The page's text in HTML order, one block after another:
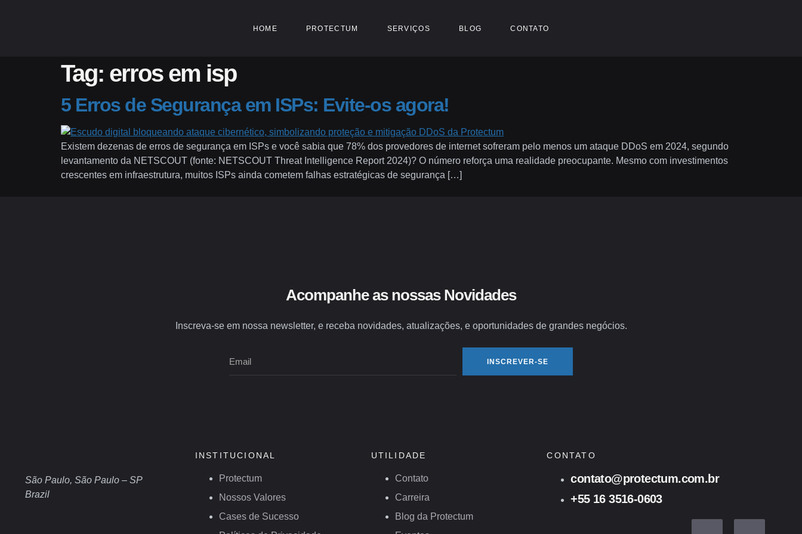
HOME PROTECTUM SERVIÇOS BLOG CONTATO
Tag: erros em isp
5 Erros de Segurança em ISPs: Evite-os agora!
Existem dezenas de erros de segurança em ISPs e você sabia que 78% dos provedores de internet sofreram pelo menos um ataque DDoS em 2024, segundo
levantamento da NETSCOUT (fonte: NETSCOUT Threat Intelligence Report 2024)? O número reforça uma realidade preocupante. Mesmo com investimentos
crescentes em infraestrutura, muitos ISPs ainda cometem falhas estratégicas de segurança […]
Acompanhe as nossas Novidades
Inscreva-se em nossa newsletter, e receba novidades, atualizações, e oportunidades de grandes negócios.
INSCREVER-SE
São Paulo, São Paulo – SP
Brazil
INSTITUCIONAL
Protectum
Nossos Valores
Cases de Sucesso
UTILIDADE
Contato
Carreira
Blog da Protectum
CONTATO
contato@protectum.com.br
+55 16 3516-0603